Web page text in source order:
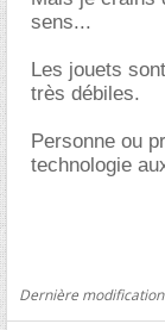
sens...
Les jouets
très débiles.
Personne ou
technologie
Dernière